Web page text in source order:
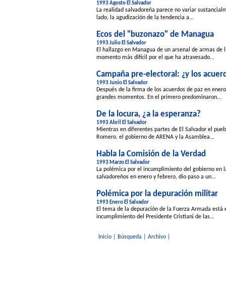
1993 Agosto El Salvador
La realidad salvadoreña parece no variar
lado, la agudización de la tendencia a...
Ecos del "buzonazo" de Managua
1993 Julio El Salvador
El hallazgo en Managua de un arsenal de armas
momento más difícil por el que ha atravesado...
Campaña pre-electoral: ¿y los
1993 Junio El Salvador
Después de la firma de los acuerdos de paz en
grandes momentos. En el primero predominaron...
De la locura, ¿a la esperanza?
1993 Abril El Salvador
Mientras en diferentes partes de El Salvador el
Romero, el gobierno de ARENA y la Asamblea...
Habla la Comisión de la Verdad
1993 Marzo El Salvador
La polémica por el incumplimiento del gobierno en
salvadoreños en enero y febrero, dio paso a un...
Polémica por la depuración militar
1993 Enero El Salvador
El tema de la depuración de la Fuerza Armada
incumplimiento del Presidente Cristiani de las...
Inicio| Búsqueda Archivo|